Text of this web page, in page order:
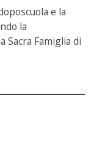
e la
la
Sacra Famiglia di